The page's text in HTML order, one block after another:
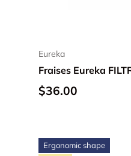
Eureka
Fraises Eureka
$36.00
Ergonomic shape